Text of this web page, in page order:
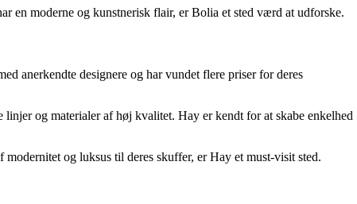
en moderne og kunstnerisk flair, er Bolia et sted værd at udforske.
anerkendte designere og har vundet flere priser for deres
og materialer af høj kvalitet. Hay er kendt for at skabe enkelhed
og luksus til deres skuffer, er Hay et must-visit sted.